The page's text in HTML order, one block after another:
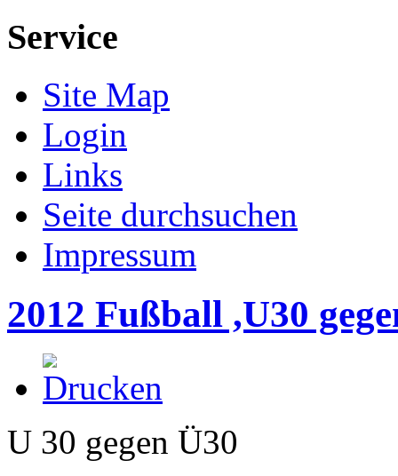
Service
Site Map
Login
Links
Seite durchsuchen
Impressum
2012 Fußball ,U30
U 30 gegen Ü30